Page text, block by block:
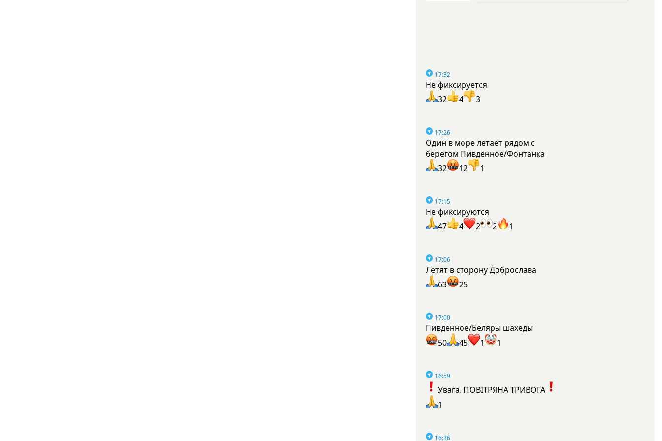
17:32
Не фиксируется
32
4 3
17:26
Один в море летает рядом с
берегом Пивденное/Фонтанка
32
12 1
17:15
Не фиксируются
47
4 2 2 1
17:06
Летят в сторону Доброслава
63
25
17:00
Пивденное/Беляры шахеды
50
45 1 1
16:59
Увага. ПОВІТРЯНА ТРИВОГА
1
16:36